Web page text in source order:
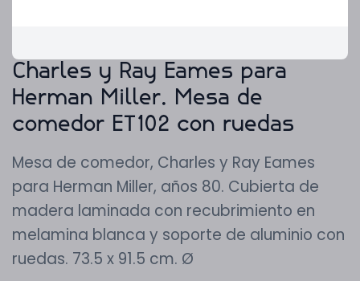
Charles y Ray Eames para
Herman Miller. Mesa de
comedor ET102 con ruedas
Mesa de comedor, Charles y Ray Eames
para Herman Miller, años 80. Cubierta de
madera laminada con recubrimiento en
melamina blanca y soporte de aluminio con
ruedas. 73.5 x 91.5 cm. Ø